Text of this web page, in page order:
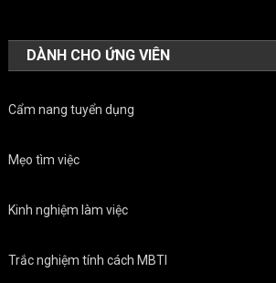
DÀNH CHO ỨNG VIÊN
Cẩm nang tuyển dụng
Mẹo tìm việc
Kinh nghiệm làm việc
Trắc nghiệm tính cách MBTI